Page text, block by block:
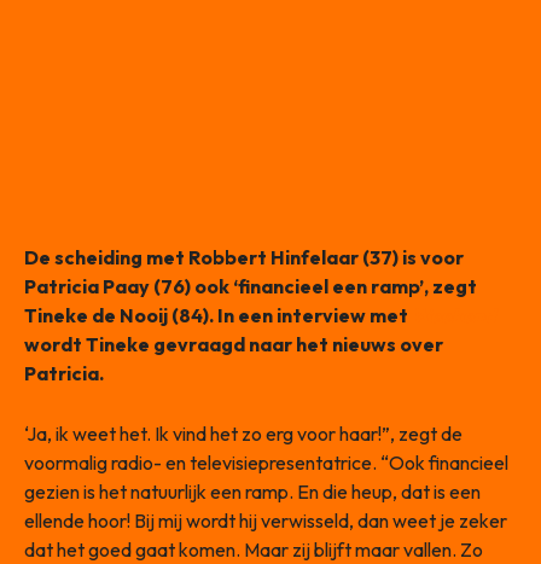
De scheiding met Robbert Hinfelaar (37) is voor
Patricia Paay (76) ook ‘financieel een ramp’, zegt
Tineke de Nooij (84). In een interview met
wordt Tineke gevraagd naar het nieuws over
Patricia.
‘Ja, ik weet het. Ik vind het zo erg voor haar!”, zegt de
voormalig radio- en televisiepresentatrice. “Ook financieel
gezien is het natuurlijk een ramp. En die heup, dat is een
ellende hoor! Bij mij wordt hij verwisseld, dan weet je zeker
dat het goed gaat komen. Maar zij blijft maar vallen. Zo